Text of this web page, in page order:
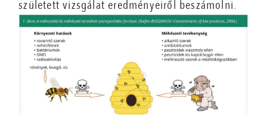
született vizsgálat eredményeiről beszámolni.